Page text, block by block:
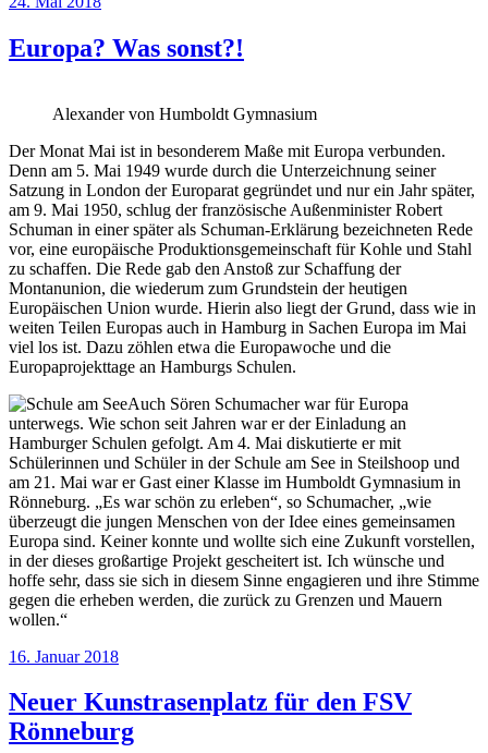
Bürgerschaftssitzung
(10.
Europa? Was sonst?!
Alexander von Humboldt Gymnasium
Der Monat Mai ist in besonderem Maße mit Europa verbunden.
Denn am 5. Mai 1949 wurde durch die Unterzeichnung seiner
Satzung in London der Europarat gegründet und nur ein Jahr später,
am 9. Mai 1950, schlug der französische Außenminister Robert
Schuman in einer später als Schuman-Erklärung bezeichneten Rede
vor, eine europäische Produktionsgemeinschaft für Kohle und Stahl
zu schaffen. Die Rede gab den Anstoß zur Schaffung der
Montanunion, die wiederum zum Grundstein der heutigen
Europäischen Union wurde. Hierin also liegt der Grund, dass wie in
weiten Teilen Europas auch in Hamburg in Sachen Europa im Mai
viel los ist. Dazu zöhlen etwa die Europawoche und die
Europaprojekttage an Hamburgs Schulen.
Auch Sören Schumacher war für Europa
unterwegs. Wie schon seit Jahren war er der Einladung an
Hamburger Schulen gefolgt. Am 4. Mai diskutierte er mit
Schülerinnen und Schüler in der Schule am See in Steilshoop und
am 21. Mai war er Gast einer Klasse im Humboldt Gymnasium in
Rönneburg. „Es war schön zu erleben“, so Schumacher, „wie
überzeugt die jungen Menschen von der Idee eines gemeinsamen
Europa sind. Keiner konnte und wollte sich eine Zukunft vorstellen,
in der dieses großartige Projekt gescheitert ist. Ich wünsche und
hoffe sehr, dass sie sich in diesem Sinne engagieren und ihre Stimme
gegen die erheben werden, die zurück zu Grenzen und Mauern
wollen.“
Veröffentlicht
16. Januar 2018
Neuer Kunstrasenplatz für den FSV
Rönneburg